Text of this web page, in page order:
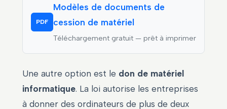
PDF
Modèles de documents de
cession de matériel
Téléchargement gratuit — prêt à imprimer
Une autre option est le don de matériel
informatique. La loi autorise les entreprises
à donner des ordinateurs de plus de deux